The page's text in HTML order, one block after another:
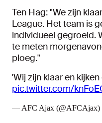
Ten Hag: "We zijn
League. Het team is
individueel gegroeid.
te meten
ploeg."
'Wij zijn klaar en
pic.twitter.com/
— AFC Ajax (@AFCAjax)